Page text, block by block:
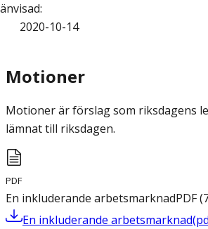
:
2020-10-14
Motioner
Motioner är förslag som riksdagens
lämnat till riksdagen.
PDF
En inkluderande arbetsmarknadPDF(
En inkluderande arbetsmarknad(